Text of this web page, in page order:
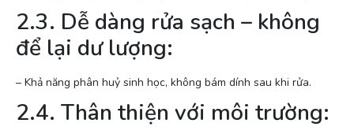
2.3. Dễ dàng rửa sạch – không
để lại dư lượng:
– Khả năng phân huỷ sinh học, không bám dính sau khi rửa.
2.4. Thân thiện với môi trường: